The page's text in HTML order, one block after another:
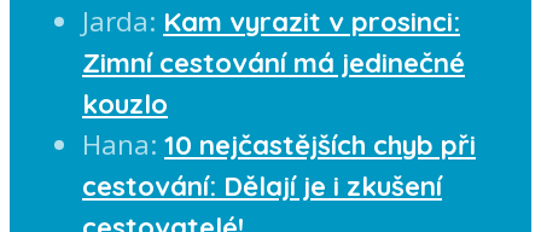
Jarda: Kam vyrazit v prosinci:
Zimní cestování má jedinečné
kouzlo
Hana: 10 nejčastějších chyb při
cestování: Dělají je i zkušení